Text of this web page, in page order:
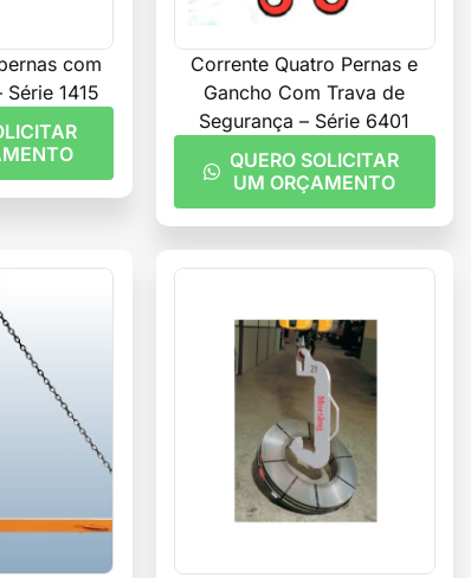
com
Série 1415
Corrente Quatro Pernas e
Gancho Com Trava de
Segurança – Série 6401
QUERO SOLICITAR
UM ORÇAMENTO